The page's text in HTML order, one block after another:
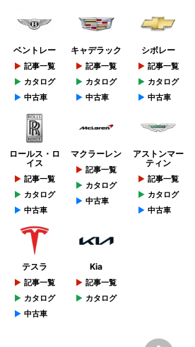
ベントレー
記事一覧
カタログ
中古車
キャデラック
記事一覧
カタログ
中古車
シボレー
記事一覧
カタログ
中古車
ロールス・ロ
イス
記事一覧
カタログ
中古車
マクラーレン
記事一覧
カタログ
中古車
アストンマー
ティン
記事一覧
カタログ
中古車
テスラ
記事一覧
カタログ
中古車
Kia
記事一覧
カタログ